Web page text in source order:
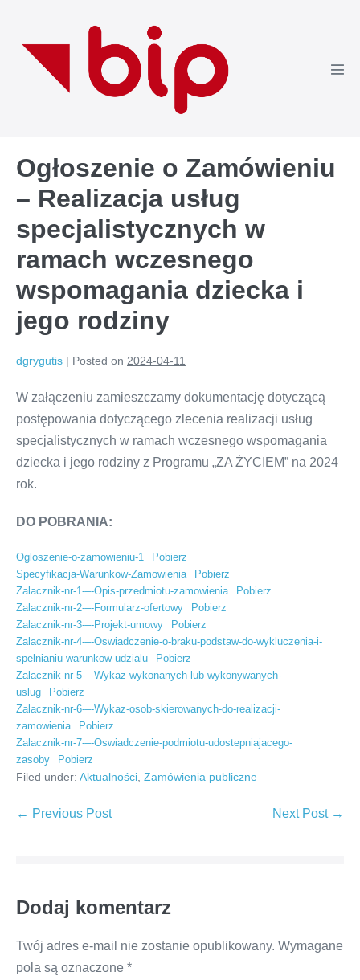
content
Ogłoszenie o Zamówieniu
– Realizacja usług
specjalistycznych w
ramach wczesnego
wspomagania dziecka i
jego rodziny
dgrygutis | Posted on 2024-04-11
W załączeniu zamieszczamy dokumentację dotyczącą
postępowania dotyczącego zlecenia realizacji usług
specjalistycznych w ramach wczesnego wspomagania
dziecka i jego rodziny z Programu „ZA ŻYCIEM” na 2024
rok.
DO POBRANIA:
Ogloszenie-o-zamowieniu-1
Pobierz
Specyfikacja-Warunkow-Zamowienia
Pobierz
Zalacznik-nr-1-–-Opis-przedmiotu-zamowienia
Pobierz
Zalacznik-nr-2-–-Formularz-ofertowy
Pobierz
Zalacznik-nr-3-–-Projekt-umowy
Pobierz
Zalacznik-nr-4-–-Oswiadczenie-o-braku-podstaw-do-wykluczenia-i-
spelnianiu-warunkow-udzialu
Pobierz
Zalacznik-nr-5-–-Wykaz-wykonanych-lub-wykonywanych-
uslug
Pobierz
Zalacznik-nr-6-–-Wykaz-osob-skierowanych-do-realizacji-
zamowienia
Pobierz
Zalacznik-nr-7-–-Oswiadczenie-podmiotu-udostepniajacego-
zasoby
Pobierz
Filed under: Aktualności Zamówienia publiczne
Post
← Previous Post Next Post →
Dodaj komentarz
Twój adres e-mail nie zostanie opublikowany. Wymagane
pola są oznaczone *